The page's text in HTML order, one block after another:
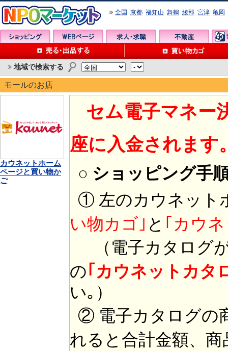
全国 京都 福知山 舞鶴 綾部 宮津 亀岡
地域で検索する
モールのお店
カウネットホーム
ページと買い物か
ご
セム電子マネー
座に入金されます
○ ショッピング手
① 左のカウネット
い物カゴ｣ と ｢カウ
（電子カタログ
の｢カウネットカタ
い｡）
② 電子カタログの
れると合計金額、